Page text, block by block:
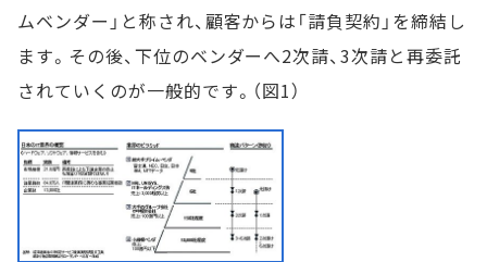
ムベンダー」と称され、顧客からは「請負契約」を締結し
ます。その後、下位のベンダーへ2次請、3次請と再委託
されていくのが一般的です。（図1）